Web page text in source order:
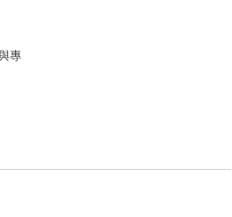
總間隔,例如分鐘、日、月或年。模型
且您不需要分開進行設定。
複的循環模式,例如每週流量高峰或每
24 個週期的季節性。
不會將其寫入預測輸出。
專